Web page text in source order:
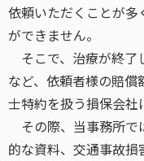
依頼いただくことが
ができません。
そこで、治療が終了
など、依頼者様の賠
士特約を扱う損保会社
その際、当事務所で
的な資料、交通事故